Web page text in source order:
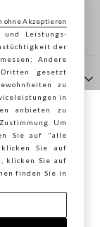
- Kap.
und Leistungs-
der
Andere
gesetzt
zu
in
anbieten zu
Um
Sie auf "alle
klicken Sie auf
klicken Sie auf
finden Sie in
ohne Akzeptieren